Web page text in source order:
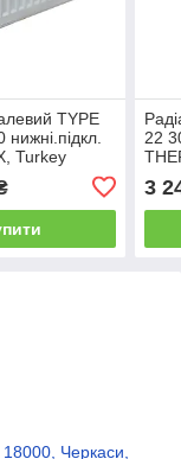
TYPE
Turkey
22
3
Черкаси,